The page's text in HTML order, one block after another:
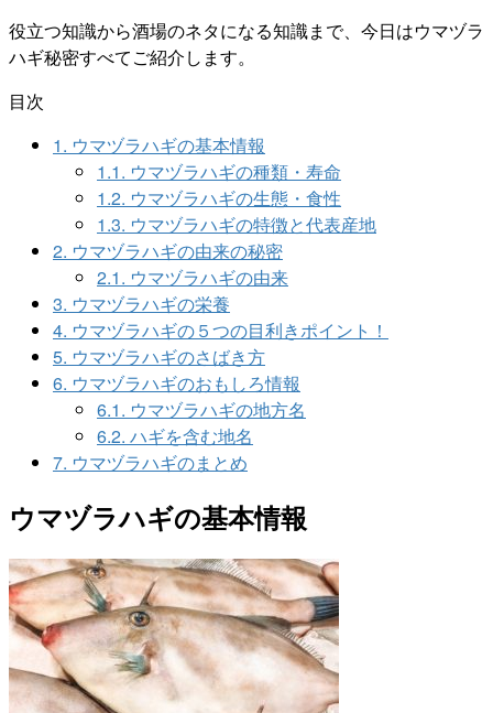
役立つ知識から酒場のネタになる知識まで、今日はウマヅラ
ハギ秘密すべてご紹介します。
目次
1. ウマヅラハギの基本情報
1.1. ウマヅラハギの種類・寿命
1.2. ウマヅラハギの生態・食性
1.3. ウマヅラハギの特徴と代表産地
2. ウマヅラハギの由来の秘密
2.1. ウマヅラハギの由来
3. ウマヅラハギの栄養
4. ウマヅラハギの５つの目利きポイント！
5. ウマヅラハギのさばき方
6. ウマヅラハギのおもしろ情報
6.1. ウマヅラハギの地方名
6.2. ハギを含む地名
7. ウマヅラハギのまとめ
ウマヅラハギの基本情報